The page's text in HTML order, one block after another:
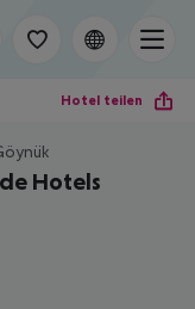
Hotel teilen
Hotels